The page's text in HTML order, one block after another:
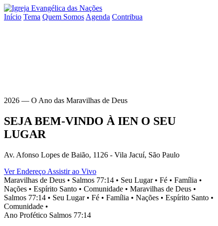
Início Tema Quem Somos Agenda Contribua
2026 — O Ano das Maravilhas de Deus
SEJA BEM-VINDO À IEN O SEU
LUGAR
Av. Afonso Lopes de Baião, 1126 - Vila Jacuí, São Paulo
Ver Endereço Assistir ao Vivo
Maravilhas de Deus • Salmos 77:14 • Seu Lugar • Fé • Família •
Nações • Espírito Santo • Comunidade • Maravilhas de Deus •
Salmos 77:14 • Seu Lugar • Fé • Família • Nações • Espírito Santo •
Comunidade •
Ano Profético Salmos 77:14